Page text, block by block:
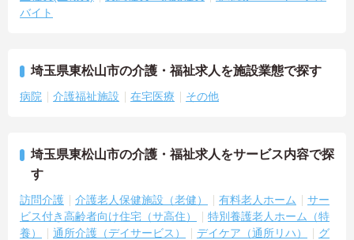
バイト
埼玉県東松山市の介護・福祉求人を施設業態で探す
病院 介護福祉施設 在宅医療 その他
埼玉県東松山市の介護・福祉求人をサービス内容で探
す
訪問介護 介護老人保健施設（老健） 有料老人ホーム
サー
ビス付き高齢者向け住宅（サ高住）
特別養護老人ホーム（特
養）
通所介護（デイサービス） デイケア（通所リハ）
グ